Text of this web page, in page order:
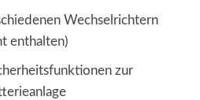
Wechselrichtern
enthalten)
zur